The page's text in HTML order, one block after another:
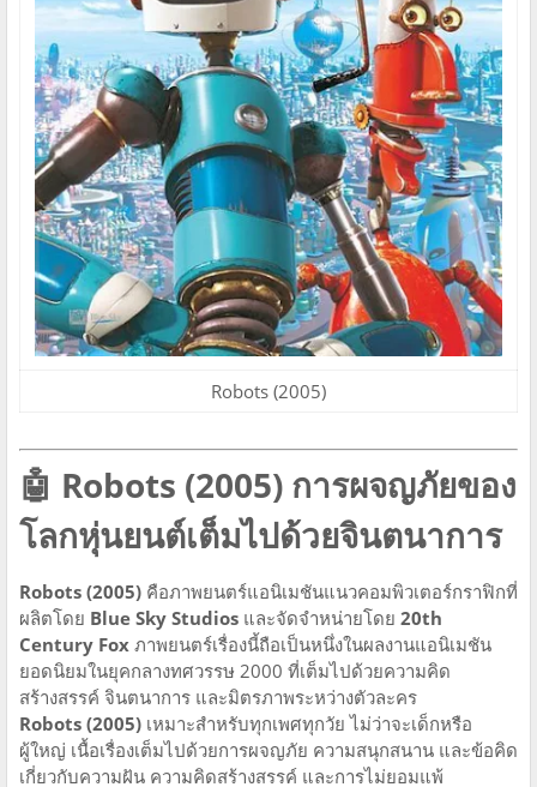
Robots (2005)
🤖 Robots (2005) การผจญภัยของ
โลกหุ่นยนต์เต็มไปด้วยจินตนาการ
Robots (2005) คือภาพยนตร์แอนิเมชันแนวคอมพิวเตอร์กราฟิกที่
ผลิตโดย Blue Sky Studios และจัดจำหน่ายโดย 20th
Century Fox ภาพยนตร์เรื่องนี้ถือเป็นหนึ่งในผลงานแอนิเมชัน
ยอดนิยมในยุคกลางทศวรรษ 2000 ที่เต็มไปด้วยความคิด
สร้างสรรค์ จินตนาการ และมิตรภาพระหว่างตัวละคร
Robots (2005) เหมาะสำหรับทุกเพศทุกวัย ไม่ว่าจะเด็กหรือ
ผู้ใหญ่ เนื้อเรื่องเต็มไปด้วยการผจญภัย ความสนุกสนาน และข้อคิด
เกี่ยวกับความฝัน ความคิดสร้างสรรค์ และการไม่ยอมแพ้